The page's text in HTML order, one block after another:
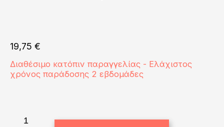
19,75 €
Διαθέσιμο κατόπιν παραγγελίας - Ελάχιστος
χρόνος παράδοσης 2 εβδομάδες